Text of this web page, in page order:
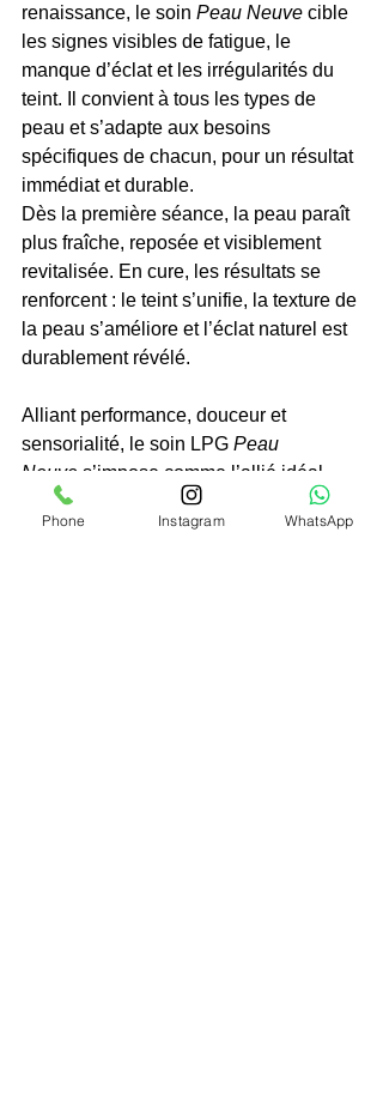
renaissance, le soin Peau Neuve cible
les signes visibles de fatigue, le
manque d’éclat et les irrégularités du
teint. Il convient à tous les types de
peau et s’adapte aux besoins
spécifiques de chacun, pour un résultat
immédiat et durable.
Dès la première séance, la peau paraît
plus fraîche, reposée et visiblement
revitalisée. En cure, les résultats se
renforcent : le teint s’unifie, la texture de
la peau s’améliore et l’éclat naturel est
durablement révélé.
Alliant performance, douceur et
sensorialité, le soin LPG Peau
Neuve s’impose comme l’allié idéal
pour celles et ceux qui souhaitent offrir
à leur peau une véritable remise à neuf,
Phone Instagram WhatsApp